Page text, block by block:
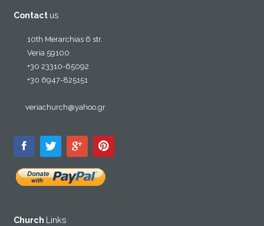
Contact us
10th Merarchias 6 str.
Veria 59100
+30 23310-65092
+30 6947-825151
veriachurch@yahoo.gr
Church Links